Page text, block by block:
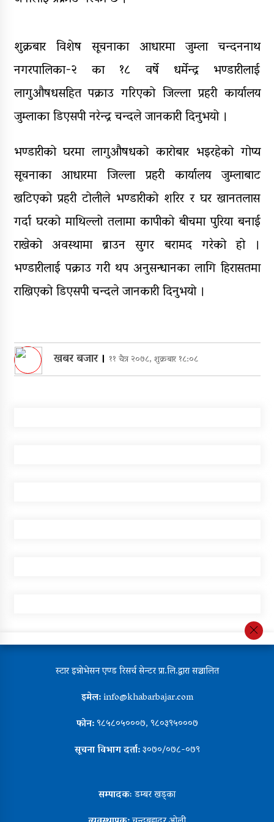
घरमाथि पहिरो खस्दा ३ वर्षीय बालकको
मृत्यु, दुई घाइते
शुक्रबार विशेष सूचनाका आधारमा जुम्ला चन्दननाथ
नगरपालिका-२ का १८ वर्षे धर्मेन्द्र भण्डारीलाई
लागुऔषधसहित पक्राउ गरिएको जिल्ला प्रहरी कार्यालय
जुम्लाका डिएसपी नरेन्द्र चन्दले जानकारी दिनुभयो ।
भण्डारीको घरमा लागुऔषधको कारोबार भइरहेको गोप्य
सूचनाका आधारमा जिल्ला प्रहरी कार्यालय जुम्लाबाट
खटिएको प्रहरी टोलीले भण्डारीको शरिर र घर खानतलास
गर्दा घरको माथिल्लो तलामा कापीको बीचमा पुरिया बनाई
राखेको अवस्थामा ब्राउन सुगर बरामद गरेको हो ।
भण्डारीलाई पक्राउ गरी थप अनुसन्धानका लागि हिरासतमा
राखिएको डिएसपी चन्दले जानकारी दिनुभयो ।
खबर बजार। ११ चैत्र २०७८, शुक्रबार १८:०८
स्टार इन्नोभेसन एण्ड रिसर्च सेन्टर प्रा.लि.द्वारा सञ्चालित
इमेल:info@khabarbajar.com
फोन:९८५८०५०००७, ९८०३९५०००७
सूचना विभाग दर्ता:३०७०/०७८-०७९
सम्पादकःडम्बर खड्का